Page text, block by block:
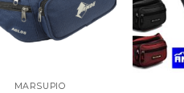
MARSUPIO